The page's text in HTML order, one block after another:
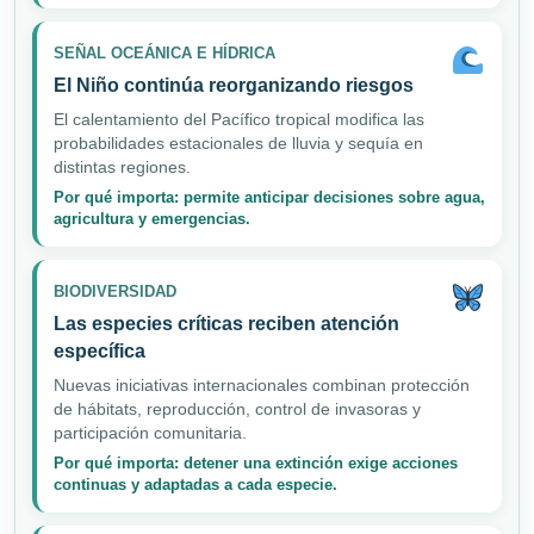
SEÑAL OCEÁNICA E HÍDRICA
El Niño continúa reorganizando riesgos
El calentamiento del Pacífico tropical modifica las
probabilidades estacionales de lluvia y sequía en
distintas regiones.
Por qué importa: permite anticipar decisiones sobre agua,
agricultura y emergencias.
BIODIVERSIDAD
Las especies críticas reciben atención
específica
Nuevas iniciativas internacionales combinan protección
de hábitats, reproducción, control de invasoras y
participación comunitaria.
Por qué importa: detener una extinción exige acciones
continuas y adaptadas a cada especie.